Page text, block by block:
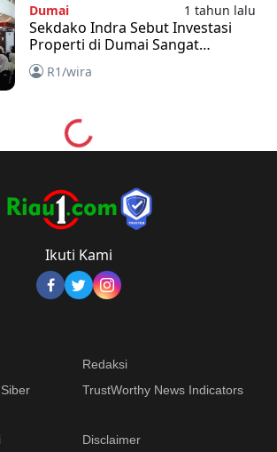
Dumai 1 tahun lalu
Sekdako Indra Sebut Investasi
Properti di Dumai Sangat
Menjanjikan
R1/wira
Loading...
Ikuti Kami
Redaksi
TrustWorthy News Indicators
Disclaimer